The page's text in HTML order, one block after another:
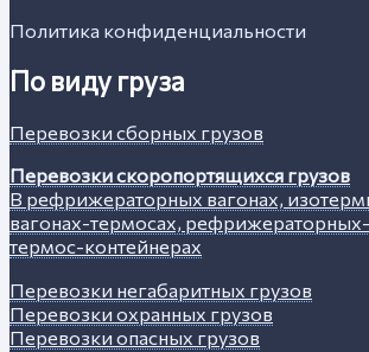
Политика конфиденциальности
По виду груза
Перевозки сборных грузов
Перевозки скоропортящихся грузов
В рефрижераторных вагонах,
вагонах-термосах,
термос-контейнерах
Перевозки негабаритных грузов
Перевозки охранных грузов
Перевозки опасных грузов